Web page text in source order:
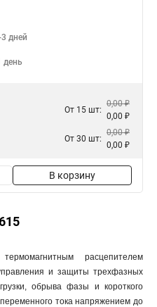
дней
день
От 15 шт:
0,00 ₽
0,00 ₽
От 30 шт:
0,00 ₽
0,00 ₽
В корзину
расцепителем
и защиты трехфазных
обрыва фазы и короткого
тока напряжением до